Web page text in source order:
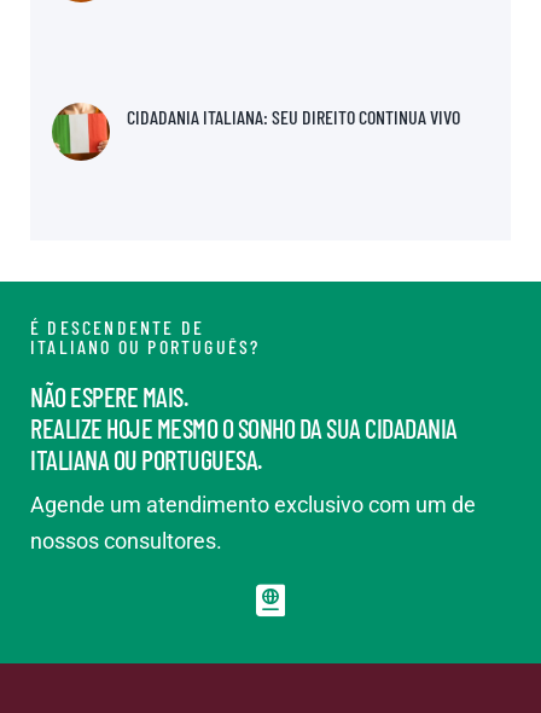
CIDADANIA ITALIANA: SEU DIREITO CONTINUA VIVO
É DESCENDENTE DE
ITALIANO OU PORTUGUÊS?
NÃO ESPERE MAIS.
REALIZE HOJE MESMO O SONHO DA SUA CIDADANIA
ITALIANA OU PORTUGUESA.
Agende um atendimento exclusivo com um de
nossos consultores.